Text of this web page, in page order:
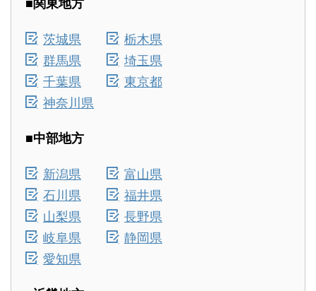
茨城県
栃木県
群馬県
埼玉県
千葉県
東京都
神奈川県
■中部地方
新潟県
富山県
石川県
福井県
山梨県
長野県
岐阜県
静岡県
愛知県